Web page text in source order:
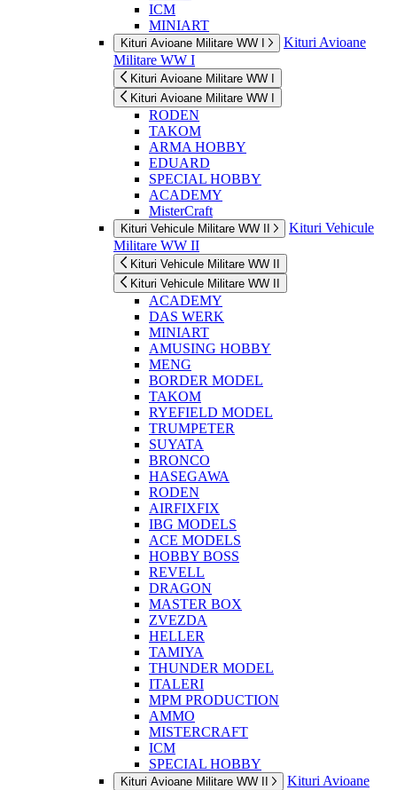
ICM
MINIART
Kituri Avioane Militare WW I
Kituri Avioane
Militare WW I
Kituri Avioane Militare WW I
Kituri Avioane Militare WW I
RODEN
TAKOM
ARMA HOBBY
EDUARD
SPECIAL HOBBY
ACADEMY
MisterCraft
Kituri Vehicule Militare WW II
Kituri Vehicule
Militare WW II
Kituri Vehicule Militare WW II
Kituri Vehicule Militare WW II
ACADEMY
DAS WERK
MINIART
AMUSING HOBBY
MENG
BORDER MODEL
TAKOM
RYEFIELD MODEL
TRUMPETER
SUYATA
BRONCO
HASEGAWA
RODEN
AIRFIXFIX
IBG MODELS
ACE MODELS
HOBBY BOSS
REVELL
DRAGON
MASTER BOX
ZVEZDA
HELLER
TAMIYA
THUNDER MODEL
ITALERI
MPM PRODUCTION
AMMO
MISTERCRAFT
ICM
SPECIAL HOBBY
Kituri Avioane Militare WW II
Kituri Avioane